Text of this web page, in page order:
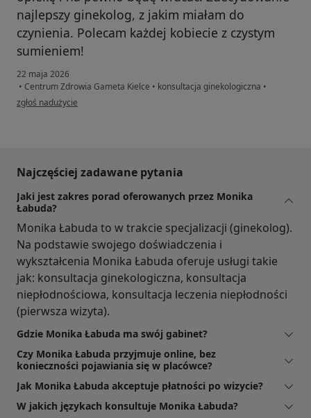
najlepszy ginekolog, z jakim miałam do
czynienia. Polecam każdej kobiecie z czystym
sumieniem!
22 maja 2026
• Centrum Zdrowia Gameta Kielce • konsultacja ginekologiczna •
w opinii użytkownika K.W
zgłoś nadużycie
Najczęściej zadawane pytania
Jaki jest zakres porad oferowanych przez Monika
Łabuda?
Monika Łabuda to w trakcie specjalizacji (ginekolog).
Na podstawie swojego doświadczenia i
wykształcenia Monika Łabuda oferuje usługi takie
jak: konsultacja ginekologiczna, konsultacja
niepłodnościowa, konsultacja leczenia niepłodności
(pierwsza wizyta).
Gdzie Monika Łabuda ma swój gabinet?
Czy Monika Łabuda przyjmuje online, bez
konieczności pojawiania się w placówce?
Jak Monika Łabuda akceptuje płatności po wizycie?
W jakich językach konsultuje Monika Łabuda?